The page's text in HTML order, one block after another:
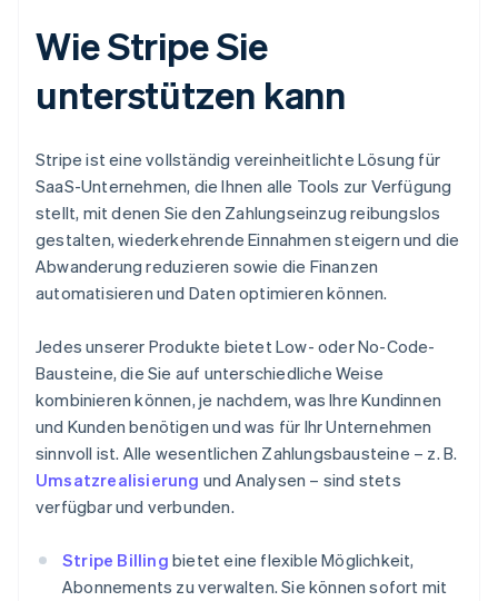
Wie Stripe Sie
unterstützen kann
Stripe ist eine vollständig vereinheitlichte Lösung für
SaaS-Unternehmen, die Ihnen alle Tools zur Verfügung
stellt, mit denen Sie den Zahlungseinzug reibungslos
gestalten, wiederkehrende Einnahmen steigern und die
Abwanderung reduzieren sowie die Finanzen
automatisieren und Daten optimieren können.
Jedes unserer Produkte bietet Low- oder No-Code-
Bausteine, die Sie auf unterschiedliche Weise
kombinieren können, je nachdem, was Ihre Kundinnen
und Kunden benötigen und was für Ihr Unternehmen
sinnvoll ist. Alle wesentlichen Zahlungsbausteine – z. B.
Umsatzrealisierung und Analysen – sind stets
verfügbar und verbunden.
Stripe Billing bietet eine flexible Möglichkeit,
Abonnements zu verwalten. Sie können sofort mit